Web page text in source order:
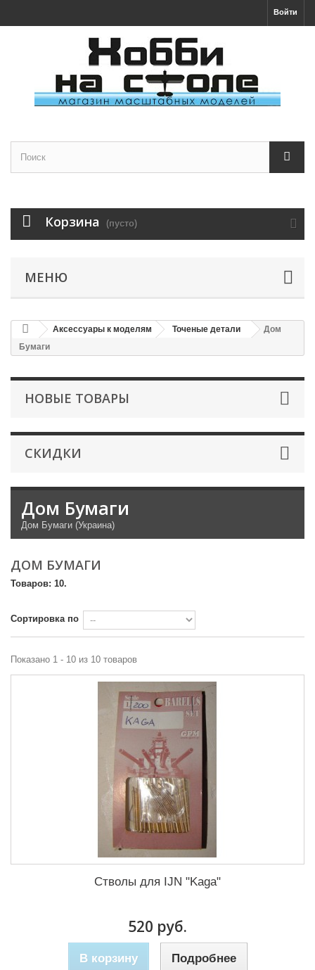
Войти
Корзина (пусто)
МЕНЮ
Аксессуары к моделям Точеные детали
Дом
Бумаги
НОВЫЕ ТОВАРЫ
СКИДКИ
Дом Бумаги
Дом Бумаги (Украина)
ДОМ БУМАГИ
Товаров: 10.
Сортировка по
Показано 1 - 10 из 10 товаров
Стволы для IJN "Kaga"
520 руб.
В корзину Подробнее